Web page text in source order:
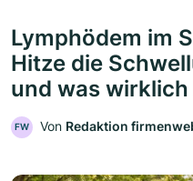
Lymphödem im
Hitze die
und was
FW Von Redaktion